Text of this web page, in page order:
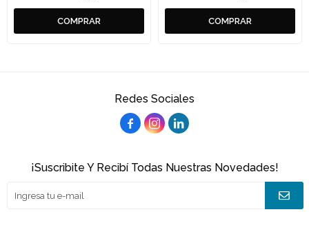
Redes Sociales
  
¡Suscribite Y Recibí Todas Nuestras Novedades!